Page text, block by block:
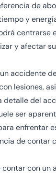
de
y
y afectar
accidente
lesiones,
del
ser
enfrentar
de contar
con